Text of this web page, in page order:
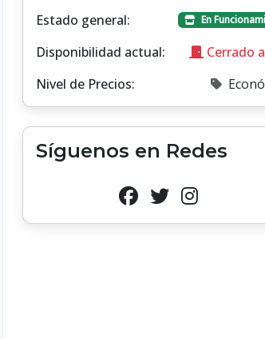
Estado general: En
Disponibilidad actual:
Cerrado
Nivel de Precios:
Síguenos en Redes